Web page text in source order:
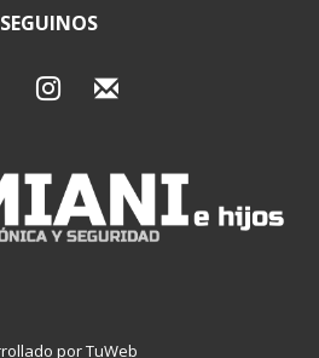
SEGUINOS
por TuWeb